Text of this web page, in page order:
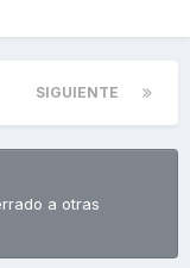
SIGUIENTE
a otras